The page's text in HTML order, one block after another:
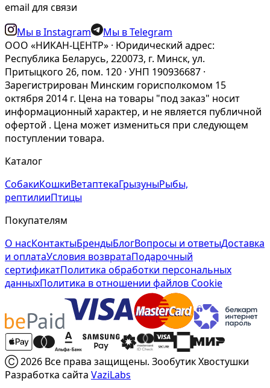
email для связи
Мы в Instagram
Мы в Telegram
ООО «НИКАН-ЦЕНТР» · Юридический адрес:
Республика Беларусь, 220073, г. Минск, ул.
Притыцкого 26, пом. 120 · УНП 190936687 ·
Зарегистрирован Минским горисполкомом 15
октября 2014 г. Цена на товары "под заказ" носит
информационный характер, и не является публичной
офертой . Цена может измениться при следующем
поступлении товара.
Каталог
СобакиКошкиВетаптекаГрызуныРыбы,
рептилииПтицы
Покупателям
О насКонтактыБрендыБлогВопросы и ответыДоставка
и оплатаУсловия возвратаПодарочный
сертификатПолитика обработки персональных
данныхПолитика в отношении файлов Cookie
Ⓒ 2026 Все права защищены. Зообутик Хвостушки
Разработка сайта VaziLabs